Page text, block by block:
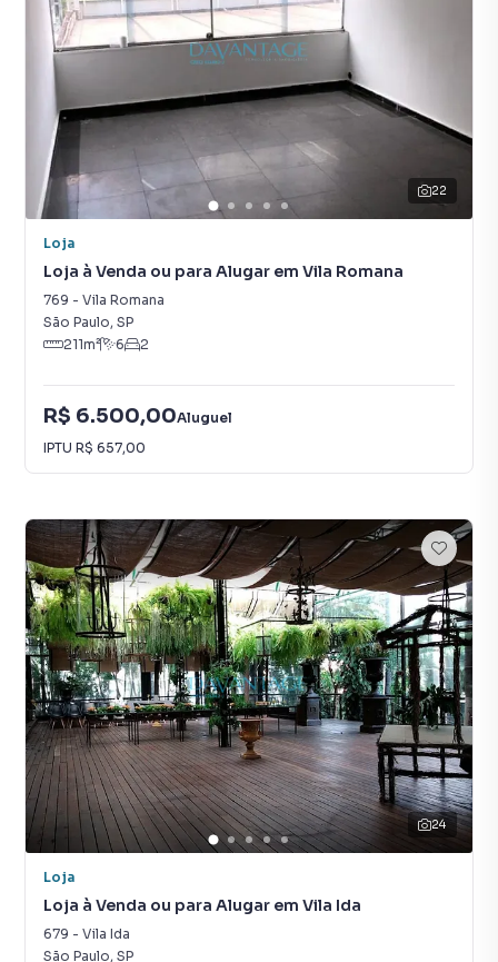
22
Loja
Loja à Venda ou para Alugar em Vila Romana
769 - Vila Romana
São Paulo, SP
211m² 6 2
R$ 6.500,00Aluguel
IPTU R$ 657,00
24
Loja
Loja à Venda ou para Alugar em Vila Ida
679 - Vila Ida
São Paulo, SP